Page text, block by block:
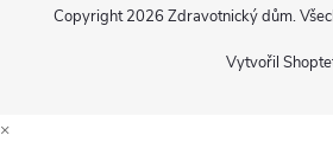
Vytvořil
Copyright 2026 Zdravotnický dům.
×